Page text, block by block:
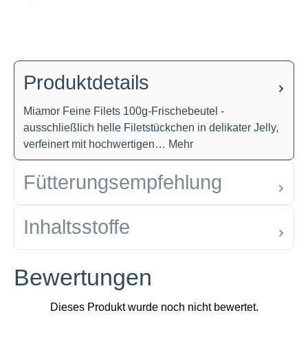
Produktdetails
Miamor Feine Filets 100g-Frischebeutel -
ausschließlich helle Filetstückchen in delikater Jelly,
verfeinert mit hochwertigen… Mehr
Fütterungsempfehlung
Inhaltsstoffe
Bewertungen